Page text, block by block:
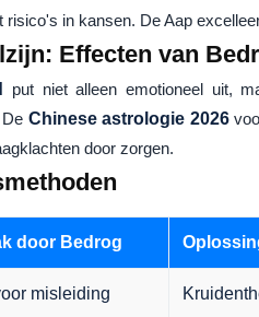
in kansen. De Aap
Effecten van
put niet alleen emotioneel uit,
Chinese astrologie 2026
door zorgen.
door Bedrog
misleiding